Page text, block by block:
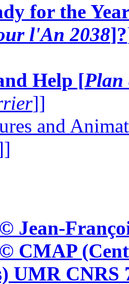
for the
l'An 2038]?
Help [Plan
]]
and
Jean-
CMAP
UMR CNRS